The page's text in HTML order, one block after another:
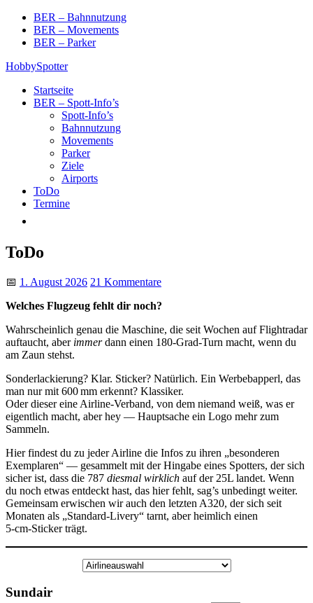
Skip
content
BER – Bahnnutzung
BER – Movements
BER – Parker
HobbySpotter
Startseite
BER – Spott-Info’s
Spott-Info’s
Bahnnutzung
Movements
Parker
Ziele
Airports
ToDo
Termine
ToDo
📅 1. August 2026 21 Kommentare
Welches Flugzeug fehlt dir noch?
Wahrscheinlich genau die Maschine, die seit Wochen auf Flightradar
auftaucht, aber immerdann einen 180‑Grad‑Turn macht, wenn du
am Zaun stehst.
Sonderlackierung? Klar. Sticker? Natürlich. Ein Werbebapperl, das
man nur mit 600 mm erkennt? Klassiker.
Oder dieser eine Airline‑Verband, von dem niemand weiß, was er
eigentlich macht, aber hey — Hauptsache ein Logo mehr zum
Sammeln.
Hier findest du zu jeder Airline die Infos zu ihren „besonderen
Exemplaren“ — gesammelt mit der Hingabe eines Spotters, der sich
sicher ist, dass die 787 diesmal wirklich auf der 25L landet. Wenn
du noch etwas entdeckt hast, das hier fehlt, sag’s unbedingt weiter.
Gemeinsam erwischen wir auch den letzten A320, der sich seit
Monaten als „Standard-Livery“ tarnt, aber heimlich einen
5‑cm‑Sticker trägt.
Sundair